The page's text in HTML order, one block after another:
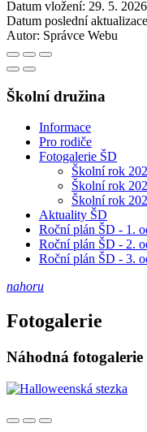
Datum vložení: 29. 5.
Datum poslední
Autor: Správce Webu
Školní družina
Informace
Pro rodiče
Fotogalerie ŠD
Školní rok
Školní rok
Školní rok
Aktuality ŠD
Roční plán ŠD - 1.
Roční plán ŠD - 2.
Roční plán ŠD - 3.
nahoru
Fotogalerie
Náhodná fotogalerie